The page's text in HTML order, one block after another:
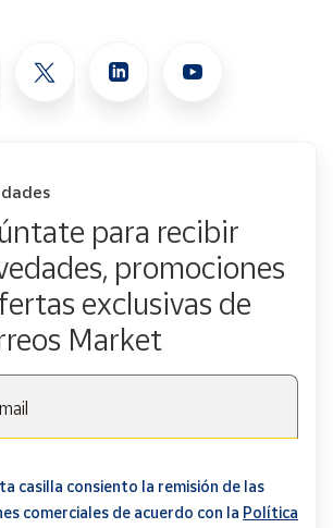
para recibir
promociones
exclusivas de
Market
casilla consiento la remisión de las
comerciales de acuerdo con la Política